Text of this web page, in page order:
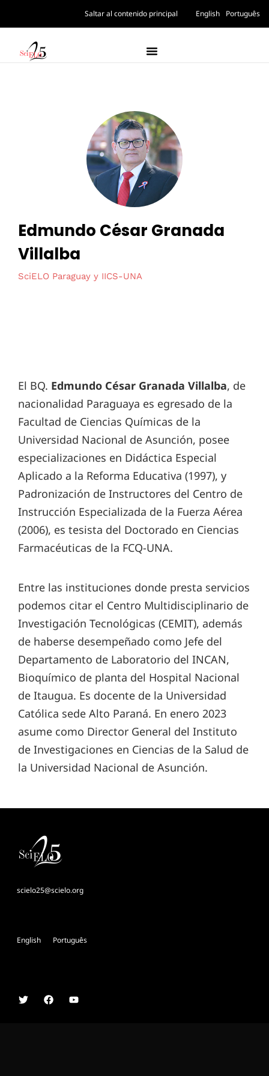
Saltar al contenido principal English Português
Edmundo César Granada
Villalba
SciELO Paraguay y IICS-UNA
El BQ. Edmundo César Granada Villalba, de
nacionalidad Paraguaya es egresado de la
Facultad de Ciencias Químicas de la
Universidad Nacional de Asunción, posee
especializaciones en Didáctica Especial
Aplicado a la Reforma Educativa (1997), y
Padronización de Instructores del Centro de
Instrucción Especializada de la Fuerza Aérea
(2006), es tesista del Doctorado en Ciencias
Farmacéuticas de la FCQ-UNA.
Entre las instituciones donde presta servicios
podemos citar el Centro Multidisciplinario de
Investigación Tecnológicas (CEMIT), además
de haberse desempeñado como Jefe del
Departamento de Laboratorio del INCAN,
Bioquímico de planta del Hospital Nacional
de Itaugua. Es docente de la Universidad
Católica sede Alto Paraná. En enero 2023
asume como Director General del Instituto
de Investigaciones en Ciencias de la Salud de
la Universidad Nacional de Asunción.
scielo25@scielo.org
English Português